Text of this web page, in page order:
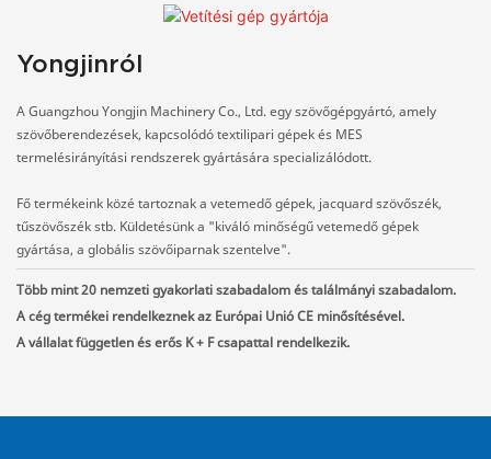
Yongjinról
A Guangzhou Yongjin Machinery Co., Ltd. egy szövőgépgyártó, amely
szövőberendezések, kapcsolódó textilipari gépek és MES
termelésirányítási rendszerek gyártására specializálódott.
Fő termékeink közé tartoznak a vetemedő gépek, jacquard szövőszék,
tűszövőszék stb. Küldetésünk a "kiváló minőségű vetemedő gépek
gyártása, a globális szövőiparnak szentelve".
Több mint 20 nemzeti gyakorlati szabadalom és találmányi szabadalom.
A cég termékei rendelkeznek az Európai Unió CE minősítésével.
A vállalat független és erős K + F csapattal rendelkezik.